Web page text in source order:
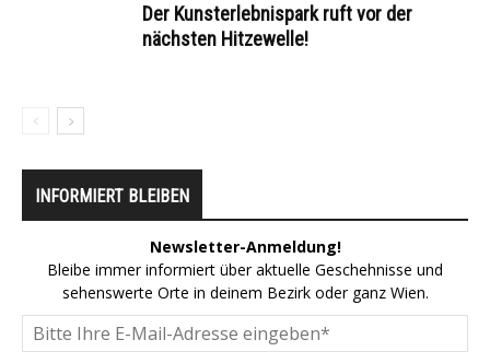
Der Kunsterlebnispark ruft vor der
nächsten Hitzewelle!
INFORMIERT BLEIBEN
Newsletter-Anmeldung!
Bleibe immer informiert über aktuelle Geschehnisse und
sehenswerte Orte in deinem Bezirk oder ganz Wien.